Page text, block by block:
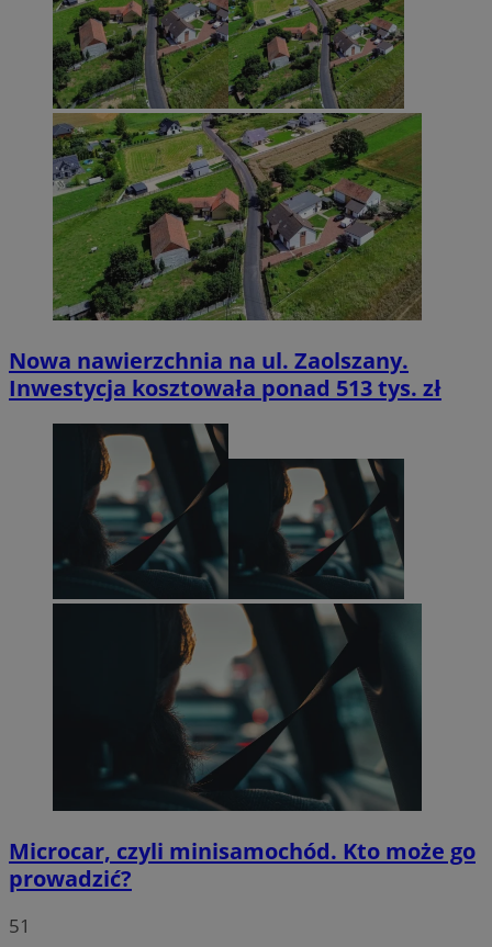
Nowa nawierzchnia na ul. Zaolszany.
Inwestycja kosztowała ponad 513 tys. zł
Microcar, czyli minisamochód. Kto może go
prowadzić?
51